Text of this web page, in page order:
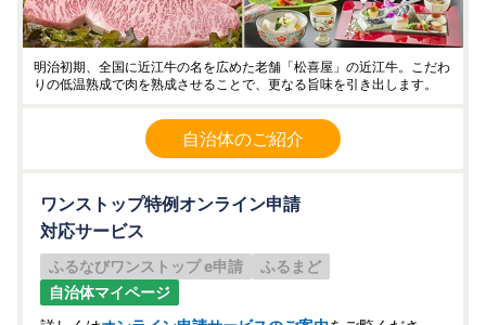
ット等の資料の郵送をさせていただくことがあります。
御不明な点や、電子メールの配信又は資料の郵送停止等のご
希望がございましたら、ふるさと納税担当(contact-otsu@o
rebo.jp)までご連絡ください。
明治初期、全国に近江牛の名を広めた老舗「松喜屋」の近江牛。こだわ
りの低温熟成で肉を熟成させることで、更なる旨味を引き出します。
自治体のご紹介
ワンストップ特例オンライン申請
対応サービス
ふるなびワンストップ e申請
ふるまど
自治体マイページ